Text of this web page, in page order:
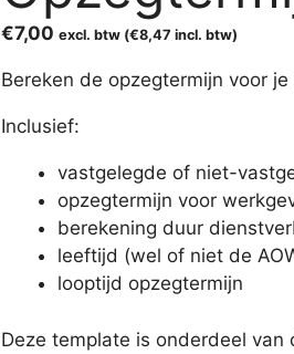
€7,00 excl. btw (€8,47 incl. btw)
Bereken de opzegtermijn voor
Inclusief:
vastgelegde of niet-
opzegtermijn voor
berekening duur
leeftijd (wel of niet de
looptijd opzegtermijn
Deze template is onderdeel van